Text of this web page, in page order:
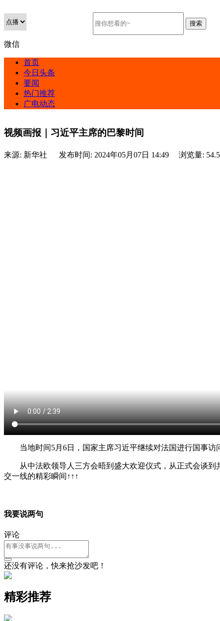
微信
首页
今日头条
要闻
热门推荐
广电动态
视频画报｜习近平主席的巴黎时间
来源: 新华社 发布时间: 2024年05月07日 14:49 浏览量:
当地时间5月6日，国家主席习近平继续对法国进行国事访
从中法欧领导人三方会晤到盛大欢迎仪式，从正式会谈
交一线的精彩瞬间↑↑↑
我要说两句
评论
还没有评论，快来抢沙发吧！
精彩推荐